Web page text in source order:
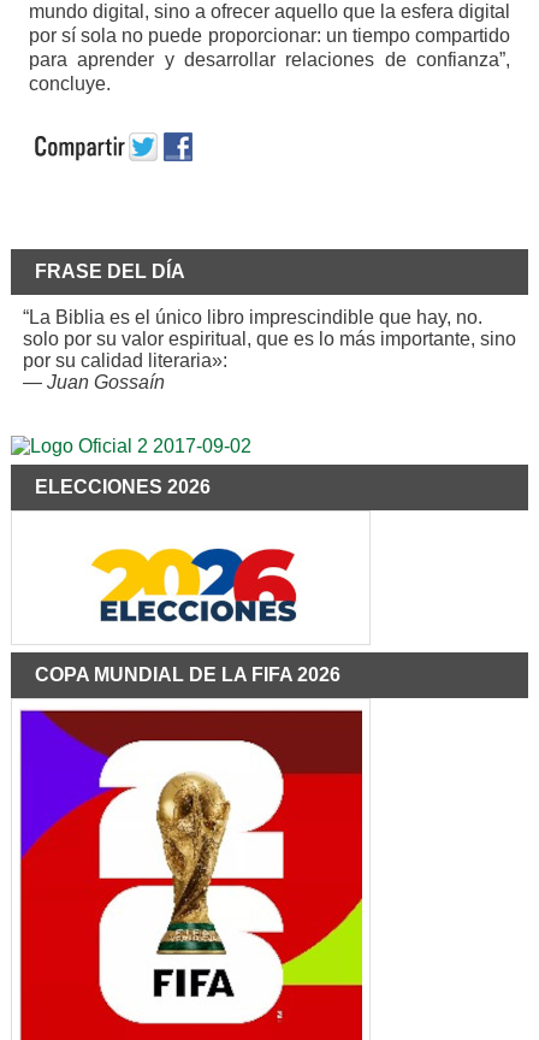
mundo digital, sino a ofrecer aquello que la esfera digital
por sí sola no puede proporcionar: un tiempo compartido
para aprender y desarrollar relaciones de confianza”,
concluye.
FRASE DEL DÍA
“La Biblia es el único libro imprescindible que hay, no.
solo por su valor espiritual, que es lo más importante, sino
por su calidad literaria»:
— Juan Gossaín
ELECCIONES 2026
COPA MUNDIAL DE LA FIFA 2026